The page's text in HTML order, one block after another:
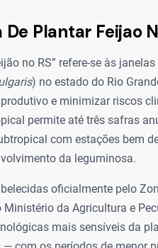
Plantar Feijao
no RS” refere-se às
) no estado do Rio
e minimizar riscos
permite até três safras
com estações bem
da leguminosa.
oficialmente pelo
Ministério da Agricultura e
mais sensíveis da